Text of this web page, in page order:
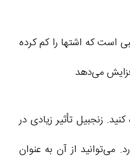
است که اشتها را کم کرده
می‌دهد
زنجبیل تأثیر زیادی در
می‌توانید از آن به عنوان